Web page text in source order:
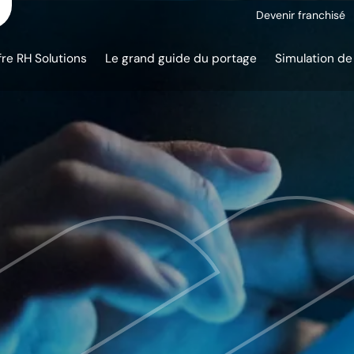
Devenir franchisé
RH Solutions Le grand guide du portage Simulation